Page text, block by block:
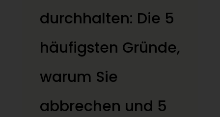
durchhalten: Die 5
häufigsten Gründe,
warum Sie
abbrechen und 5